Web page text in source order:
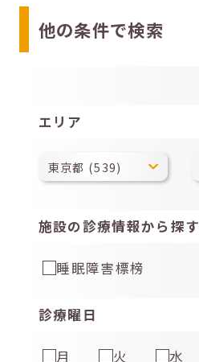
他の条件で検索
エリア
施設の診療情報から探す
睡眠障害標榜
診療曜日
月 火 水